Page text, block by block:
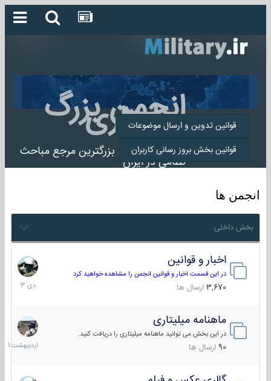
انجمن بزرگ
میلیتاری
انجمن میلیتاری بزرگترین مرجع مباحث
نظامی در ایران
قوانین تدوین و ارسال موضوعات
قوانین بخش بروز رسانی کاربران
انجمن ها
بخش داخلی
اخبار و قوانین
در این قسمت اخبار و قوانین انجمن را مشاهده خواهید کرد
3,670 ارسال ها
22
دی
1403
ماهنامه میلیتاری
در این بخش می توانید ماهنامه میلیتاری را دریافت کنید.
90 ارسال ها
30
1401